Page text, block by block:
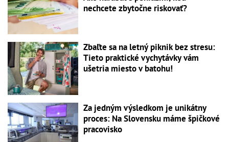
nechcete zbytočne riskovať?
Zbaľte sa na letný piknik bez stresu:
Tieto praktické vychytávky vám
ušetria miesto v batohu!
Za jedným výsledkom je unikátny
proces: Na Slovensku máme špičkové
pracovisko